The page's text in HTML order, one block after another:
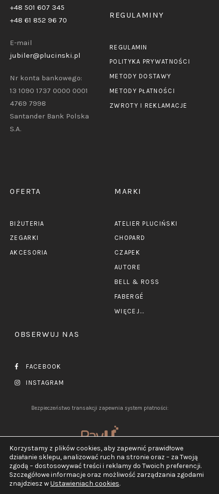
+48 501 607 345
+48 61 852 96 70
E-mail
jubiler@plucinski.pl
Nr konta bankowego:
13 1090 1737 0000 0001
4769 7998
Santander Bank Polska
S.A.
REGULAMINY
REGULAMIN
POLITYKA PRYWATNOŚCI
METODY DOSTAWY
METODY PŁATNOŚCI
ZWROTY I REKLAMACJE
OFERTA
BIŻUTERIA
ZEGARKI
AKCESORIA
MARKI
ATELIER PLUCIŃSKI
CHOPARD
CZAPEK
AUTORE
BELL & ROSS
FABERGÉ
WIĘCEJ...
OBSERWUJ NAS
FACEBOOK
INSTAGRAM
Bezpieczeństwo transakcji zapewnia system płatności:
2026 ©Jubiler Pluciński.
Wszelkie prawa zastrzeżone.
Korzystamy z plików cookies, aby zapewnić prawidłowe
działanie sklepu, analizować ruch na stronie oraz – za Twoją
zgodą – dostosowywać treści i reklamy do Twoich preferencji.
Szczegółowe informacje oraz możliwość zarządzania zgodami
znajdziesz wUstawieniach cookies.